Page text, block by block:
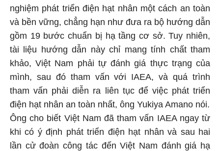
nghiệm phát triển điện hạt nhân một cách an toàn
và bền vững, chẳng hạn như đưa ra bộ hướng dẫn
gồm 19 bước chuẩn bị hạ tầng cơ sở. Tuy nhiên,
tài liệu hướng dẫn này chỉ mang tính chất tham
khảo, Việt Nam phải tự đánh giá thực trạng của
mình, sau đó tham vấn với IAEA, và quá trình
tham vấn phải diễn ra liên tục để việc phát triển
điện hạt nhân an toàn nhất, ông Yukiya Amano nói.
Ông cho biết Việt Nam đã tham vấn IAEA ngay từ
khi có ý định phát triển điện hạt nhân và sau hai
lần cử đoàn công tác đến Việt Nam đánh giá hạ